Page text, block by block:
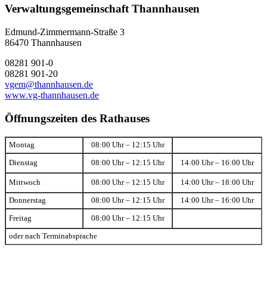
Verwaltungsgemeinschaft Thannhausen
Edmund-Zimmermann-Straße 3
86470 Thannhausen
08281 901-0
08281 901-20
vgem@thannhausen.de
www.vg-thannhausen.de
Öffnungszeiten des Rathauses
Montag 08:00 Uhr – 12:15 Uhr
Dienstag 08:00 Uhr – 12:15 Uhr 14:00 Uhr – 16:00 Uhr
Mittwoch 08:00 Uhr – 12:15 Uhr 14:00 Uhr – 18:00 Uhr
Donnerstag 08:00 Uhr – 12:15 Uhr 14:00 Uhr – 16:00 Uhr
Freitag 08:00 Uhr – 12:15 Uhr
oder nach Terminabsprache